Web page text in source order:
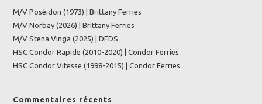
M/V Poséidon (1973) | Brittany Ferries
M/V Norbay (2026) | Brittany Ferries
M/V Stena Vinga (2025) | DFDS
HSC Condor Rapide (2010-2020) | Condor Ferries
HSC Condor Vitesse (1998-2015) | Condor Ferries
Commentaires récents